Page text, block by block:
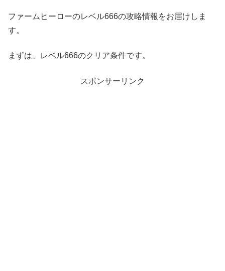
ファームヒーローのレベル666の攻略情報をお届けしま
す。
まずは、レベル666のクリア条件です。
スポンサーリンク